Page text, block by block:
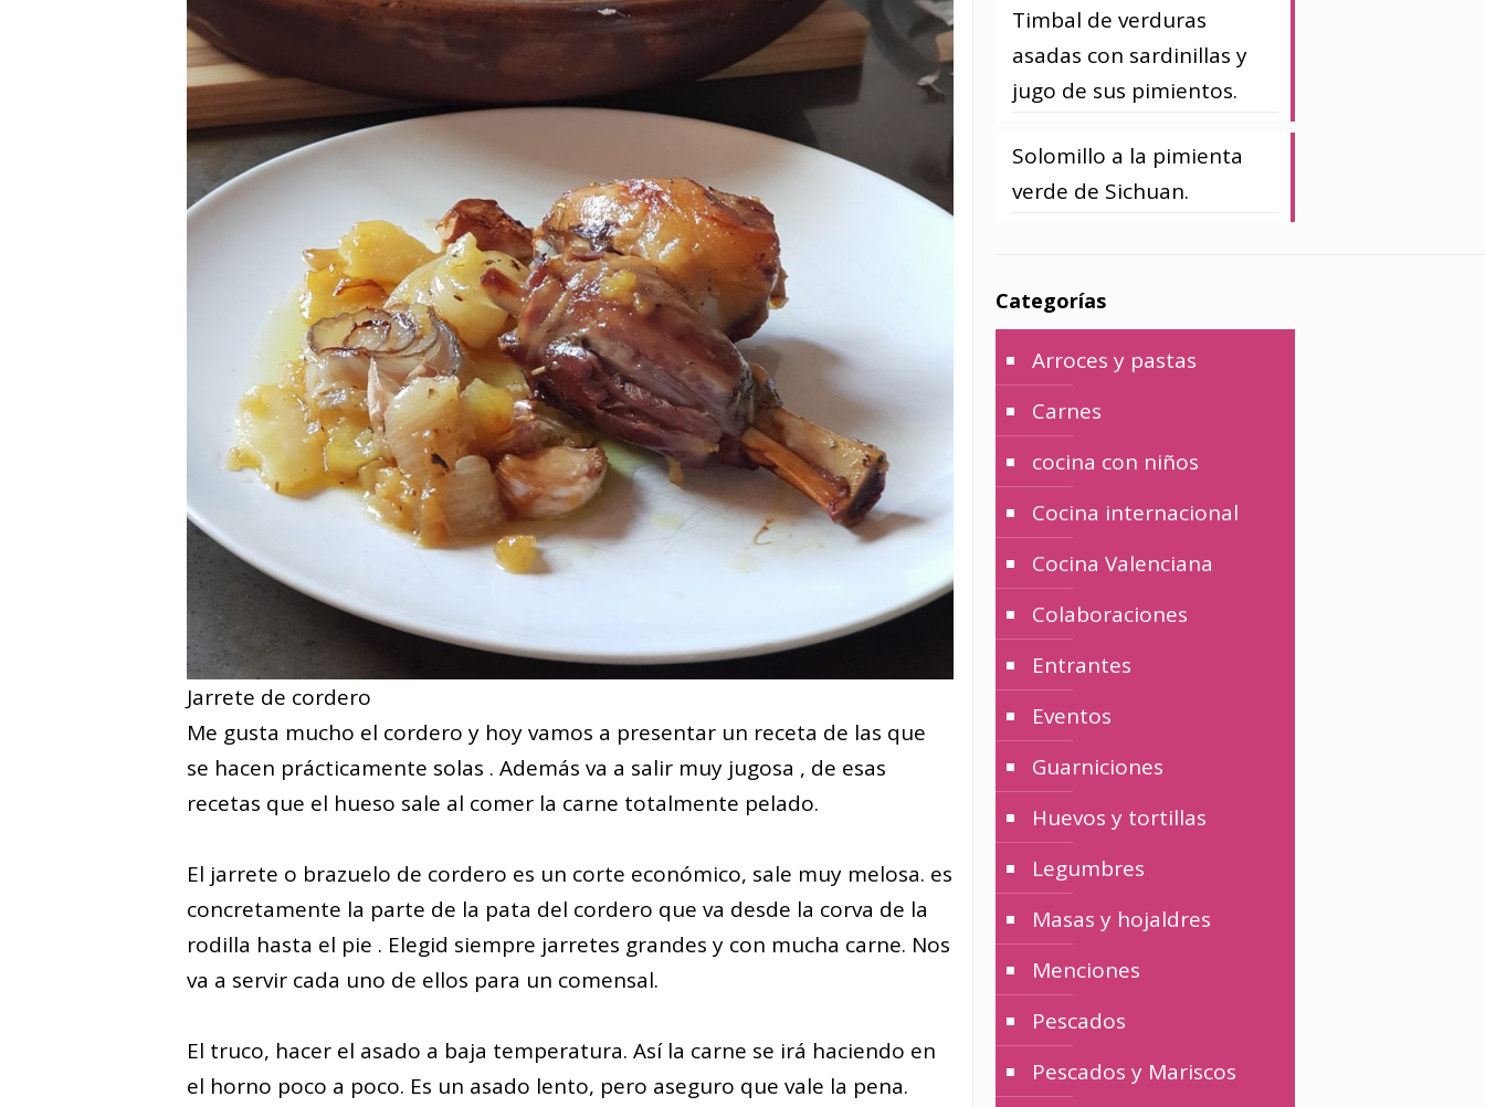
Jarrete de cordero
Me gusta mucho el cordero y hoy vamos a presentar un receta de las que
se hacen prácticamente solas . Además va a salir muy jugosa , de esas
recetas que el hueso sale al comer la carne totalmente pelado.
El jarrete o brazuelo de cordero es un corte económico, sale muy melosa. es
concretamente la parte de la pata del cordero que va desde la corva de la
rodilla hasta el pie . Elegid siempre jarretes grandes y con mucha carne. Nos
va a servir cada uno de ellos para un comensal.
El truco, hacer el asado a baja temperatura. Así la carne se irá haciendo en
el horno poco a poco. Es un asado lento, pero aseguro que vale la pena.
Timbal de verduras
asadas con sardinillas y
jugo de sus pimientos.
Solomillo a la pimienta
verde de Sichuan.
Categorías
Arroces y pastas
Carnes
cocina con niños
Cocina internacional
Cocina Valenciana
Colaboraciones
Entrantes
Eventos
Guarniciones
Huevos y tortillas
Legumbres
Masas y hojaldres
Menciones
Pescados
Pescados y Mariscos